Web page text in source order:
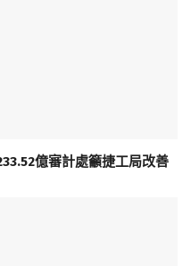
億審計處籲捷工局改善